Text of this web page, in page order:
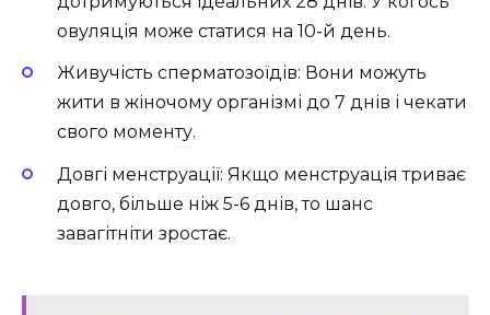
овуляція може статися на 10-й день.
Живучість сперматозоїдів: Вони можуть
жити в жіночому організмі до 7 днів і чекати
свого моменту.
Довгі менструації: Якщо менструація триває
довго, більше ніж 5-6 днів, то шанс
завагітніти зростає.